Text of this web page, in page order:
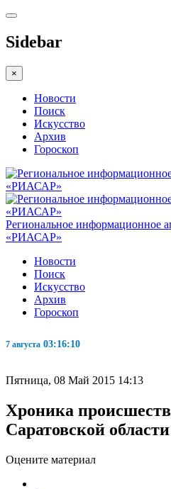
Sidebar
×
Новости
Поиск
Искусство
Архив
Гороскоп
Региональное информационное
«РИАСАР»
Новости
Поиск
Искусство
Архив
Гороскоп
7 августа 03:16:11
Пятница, 08 Май 2015 14:13
Хроника
Саратовской
Оцените материал